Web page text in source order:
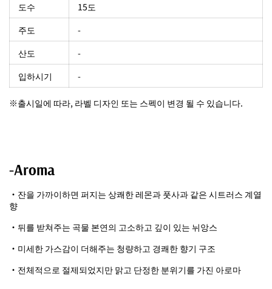
도수
15도
주도
-
산도
-
입하시기
-
※출시일에 따라, 라벨 디자인 또는 스펙이 변경 될 수 있습니다.
-Aroma
・잔을 가까이하면 퍼지는 상쾌한 레몬과 풋사과 같은 시트러스 계열
향
・뒤를 받쳐주는 곡물 본연의 고소하고 깊이 있는 뉘앙스
・미세한 가스감이 더해주는 청량하고 경쾌한 향기 구조
・전체적으로 절제되었지만 맑고 단정한 분위기를 가진 아로마